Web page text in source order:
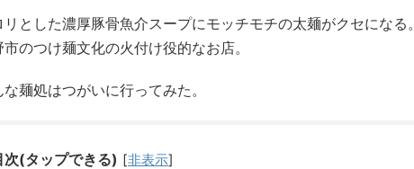
とした濃厚豚骨魚介スープにモッチモチの太麺がクセになる。
市のつけ麺文化の火付け役的なお店。
麺処はつがいに行ってみた。
次(タップできる) [非表示]